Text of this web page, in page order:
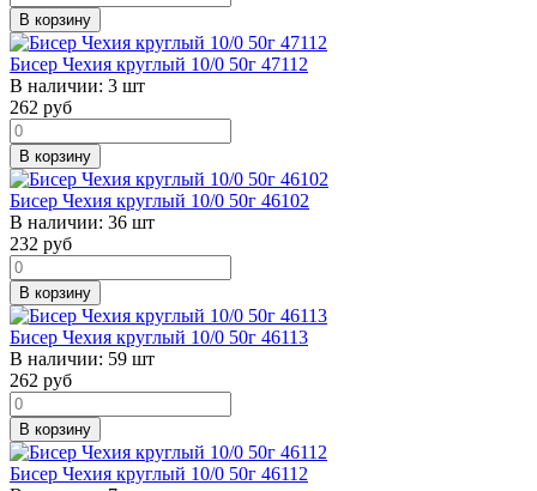
В корзину
Бисер Чехия круглый 10/0 50г 47112
В наличии: 3 шт
262 руб
В корзину
Бисер Чехия круглый 10/0 50г 46102
В наличии: 36 шт
232 руб
В корзину
Бисер Чехия круглый 10/0 50г 46113
В наличии: 59 шт
262 руб
В корзину
Бисер Чехия круглый 10/0 50г 46112